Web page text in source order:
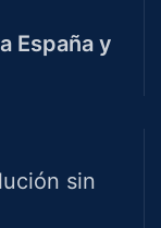
España y
sin